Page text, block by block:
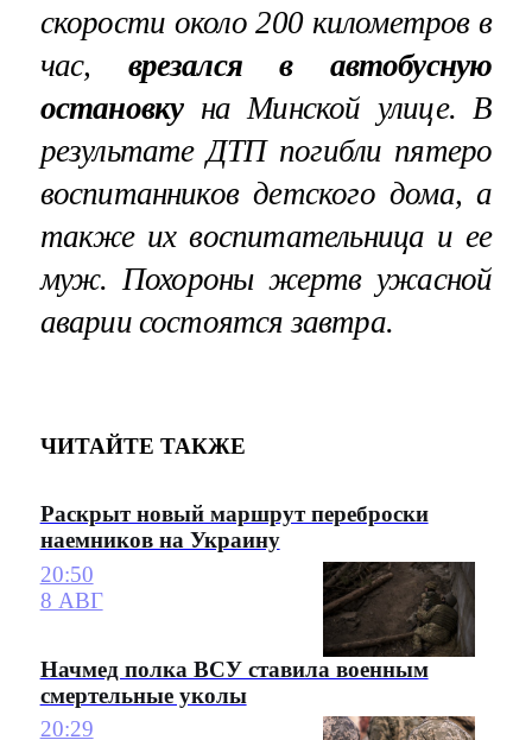
скорости около 200 километров в
час, врезался в автобусную
остановкуна Минской улице. В
результате ДТП погибли пятеро
воспитанников детского дома, а
также их воспитательница и ее
муж.Похороны жертвужасной
аварии состоятся завтра.
ЧИТАЙТЕ ТАКЖЕ
Раскрыт новый маршрут переброски
наемников на Украину
20:50
8 АВГ
Начмед полка ВСУ ставила военным
смертельные уколы
20:29